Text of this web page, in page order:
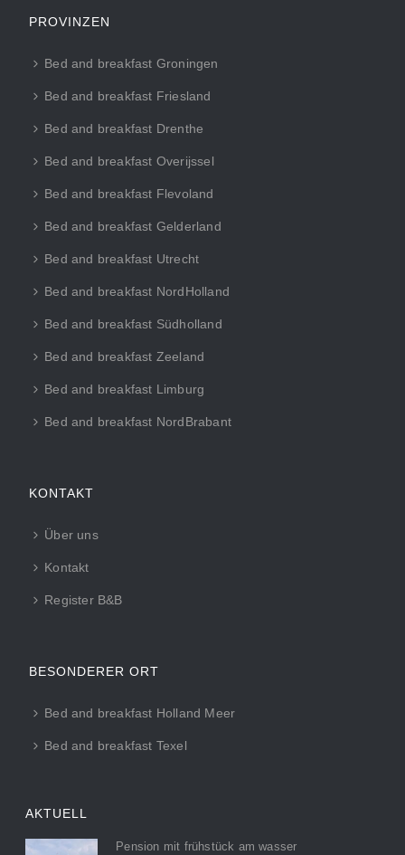
PROVINZEN
Bed and breakfast Groningen
Bed and breakfast Friesland
Bed and breakfast Drenthe
Bed and breakfast Overijssel
Bed and breakfast Flevoland
Bed and breakfast Gelderland
Bed and breakfast Utrecht
Bed and breakfast NordHolland
Bed and breakfast Südholland
Bed and breakfast Zeeland
Bed and breakfast Limburg
Bed and breakfast NordBrabant
KONTAKT
Über uns
Kontakt
Register B&B
BESONDERER ORT
Bed and breakfast Holland Meer
Bed and breakfast Texel
AKTUELL
Pension mit frühstück am wasser